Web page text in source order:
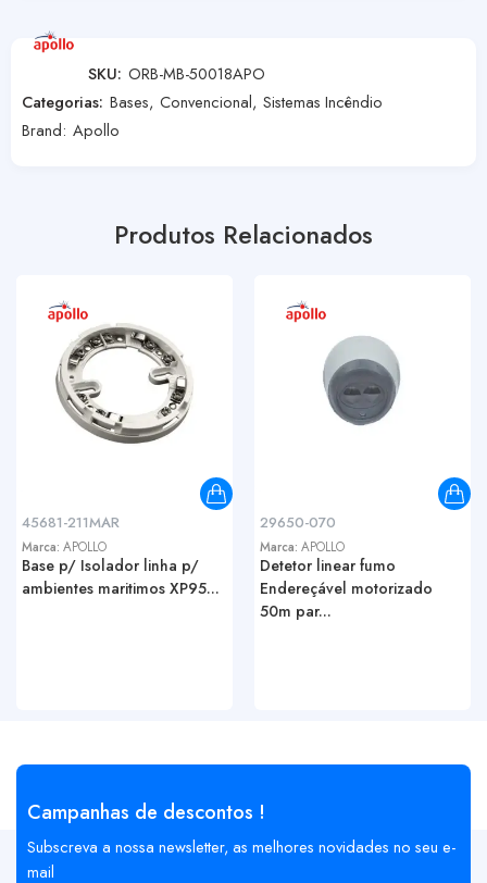
SKU: ORB-MB-50018APO
Categorias: Bases, Convencional, Sistemas Incêndio
Brand: Apollo
Produtos Relacionados
45681-211MAR
Marca: APOLLO
Base p/ Isolador linha p/
ambientes maritimos XP95...
29650-070
Marca: APOLLO
Detetor linear fumo
Endereçável motorizado
50m par...
Campanhas de descontos !
Subscreva a nossa newsletter, as melhores novidades no seu e-
mail